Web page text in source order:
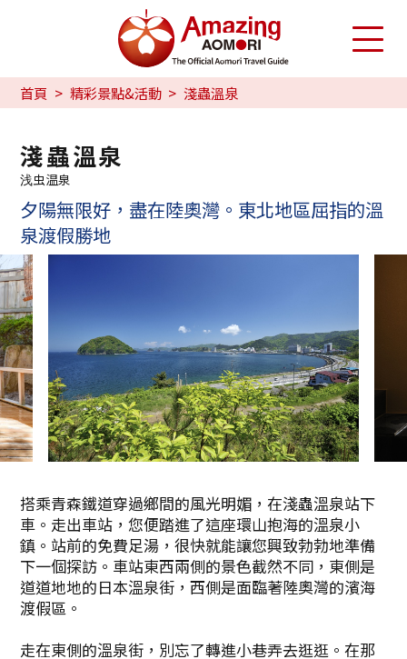
首頁 精彩景點&活動 淺蟲溫泉
淺蟲溫泉
浅虫温泉
夕陽無限好，盡在陸奧灣。東北地區屈指的溫
泉渡假勝地
搭乘青森鐵道穿過鄉間的風光明媚，在淺蟲溫泉站下
車。走出車站，您便踏進了這座環山抱海的溫泉小
鎮。站前的免費足湯，很快就能讓您興致勃勃地準備
下一個探訪。車站東西兩側的景色截然不同，東側是
道道地地的日本溫泉街，西側是面臨著陸奧灣的濱海
渡假區。
走在東側的溫泉街，別忘了轉進小巷弄去逛逛。在那